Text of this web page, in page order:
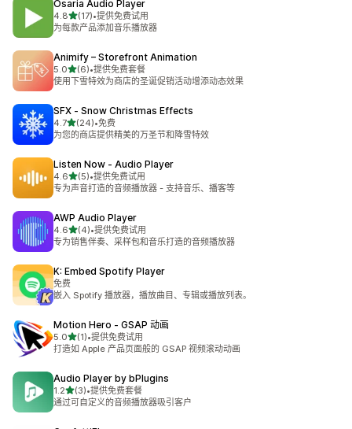
Osaria Audio Player
4.8星（满分 5 星）
(17)
总共 17 条评论
•提供免费试用
为每款产品添加音乐播放器
Animify – Storefront Animation
5.0星（满分 5 星）
(6)
总共 6 条评论
•提供免费套餐
使用下雪特效为商店的圣诞促销活动增添动态效果
SFX ‑ Snow Christmas Effects
4.7星（满分 5 星）
(24)
总共 24 条评论
•免费
为您的商店提供精美的万圣节和降雪特效
Listen Now ‑ Audio Player
4.6星（满分 5 星）
(5)
总共 5 条评论
•提供免费试用
专为声音打造的音频播放器 - 支持音乐、播客等
AWP Audio Player
4.6星（满分 5 星）
(4)
总共 4 条评论
•提供免费试用
专为销售伴奏、采样包和音乐打造的音频播放器
K: Embed Spotify Player
免费
嵌入 Spotify 播放器，播放曲目、专辑或播放列表。
Motion Hero ‑ GSAP 动画
5.0星（满分 5 星）
(1)
总共 1 条评论
•提供免费试用
打造如 Apple 产品页面般的 GSAP 视频滚动动画
Audio Player by bPlugins
1.2星（满分 5 星）
(3)
总共 3 条评论
•提供免费套餐
通过可自定义的音频播放器吸引客户